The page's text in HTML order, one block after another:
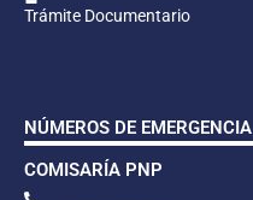
Trámite Documentario
NÚMEROS DE EMERGENCIA
COMISARÍA PNP